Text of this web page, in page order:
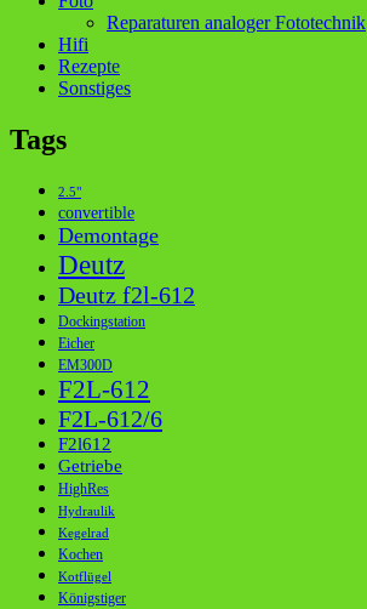
Reparaturen analoger Fototechnik
Hifi
Rezepte
Sonstiges
Tags
2.5"
convertible
Demontage
Deutz
Deutz f2l-612
Dockingstation
Eicher
EM300D
F2L-612
F2L-612/6
F2l612
Getriebe
HighRes
Hydraulik
Kegelrad
Kochen
Kotflügel
Königstiger